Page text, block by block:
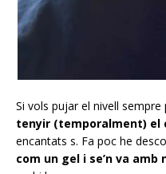
Si vols pujar el nivell sempre
tenyir (temporalment) el
encantats s. Fa poc he
com un gel i se’n va